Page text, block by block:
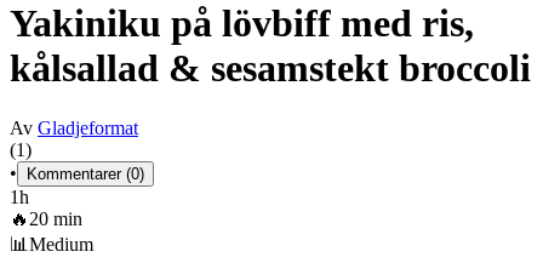
Yakiniku på lövbiff med ris,
kålsallad & sesamstekt broccoli
Av Gladjeformat
(1)
•
Kommentarer (0)
1h
🔥 20 min
📊 Medium